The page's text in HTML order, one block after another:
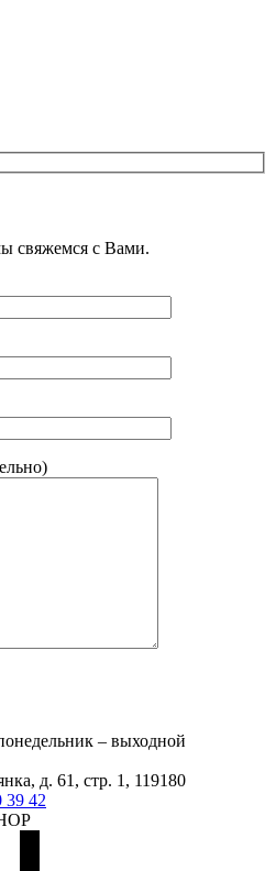
свяжемся с Вами.
– выходной
д. 61, стр. 1, 119180
39 42